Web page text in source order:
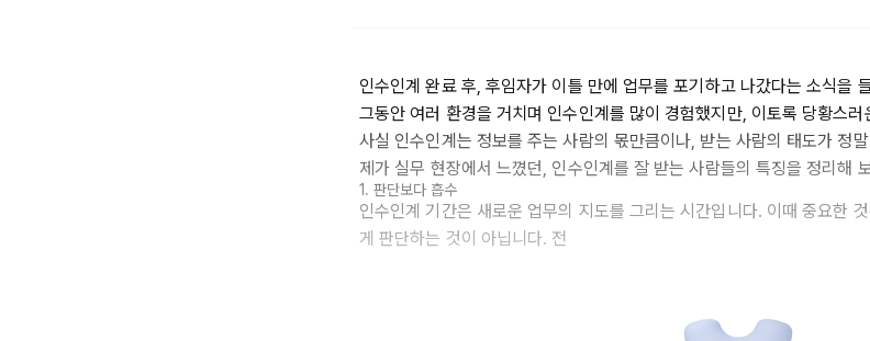
인수인계 완료 후, 후임자가 이틀 만에 업무를 포기하고 나갔다는 소식을
그동안 여러 환경을 거치며 인수인계를 많이 경험했지만, 이토록 당황스
사실 인수인계는 정보를 주는 사람의 몫만큼이나, 받는 사람의 태도가 정
제가 실무 현장에서 느꼈던, 인수인계를 잘 받는 사람들의 특징을 정리해
1. 판단보다 흡수
인수인계 기간은 새로운 업무의 지도를 그리는 시간입니다. 이때 중요한
게 판단하는 것이 아닙니다. 전